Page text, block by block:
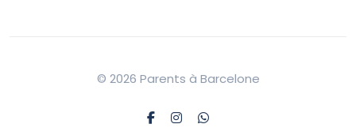
© 2026 Parents à Barcelone